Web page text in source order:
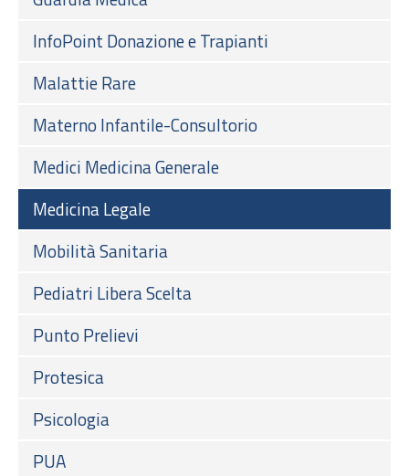
InfoPoint Donazione e Trapianti
Malattie Rare
Materno Infantile-Consultorio
Medici Medicina Generale
Medicina Legale
Mobilità Sanitaria
Pediatri Libera Scelta
Punto Prelievi
Protesica
Psicologia
PUA